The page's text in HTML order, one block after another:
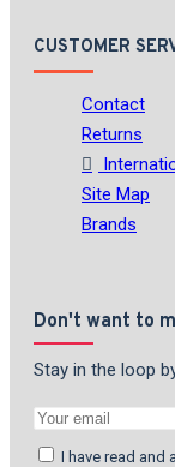
CUSTOMER
Contact
Returns
Site Map
Brands
Don't want to
Stay in the loop
I have read and